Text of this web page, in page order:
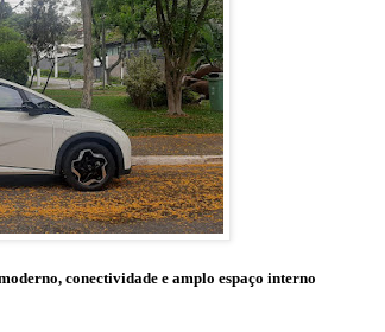
conectividade e amplo espaço interno